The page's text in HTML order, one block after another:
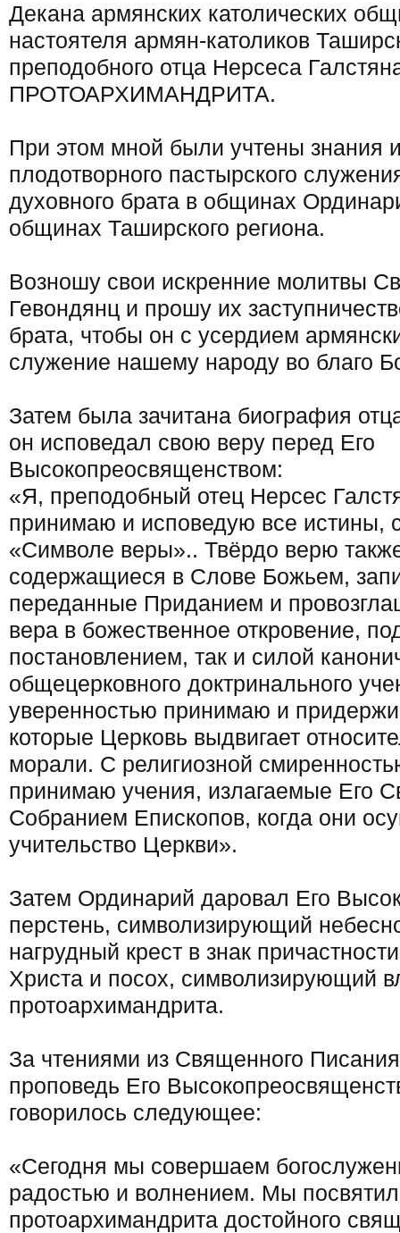
Декана армянских католических
настоятеля армян-католиков
преподобного отца Нерсеса
ПРОТОАРХИМАНДРИТА.
При этом мной были учтены знания
плодотворного пастырского
духовного брата в общинах
общинах Таширского региона.
Возношу свои искренние молитвы
Гевондянц и прошу их
брата, чтобы он с усердием
служение нашему народу во благо
Затем была зачитана биография
он исповедал свою веру перед Его
Высокопреосвященством:
«Я, преподобный отец Нерсес
принимаю и исповедую все истины,
«Символе веры».. Твёрдо верю
содержащиеся в Слове Божьем,
переданные Приданием и
вера в божественное откровение,
постановлением, так и силой
общецерковного доктринального
уверенностью принимаю и
которые Церковь выдвигает
морали. С религиозной
принимаю учения, излагаемые Его
Собранием Епископов, когда они
учительство Церкви».
Затем Ординарий даровал Его
перстень, символизирующий
нагрудный крест в знак
Христа и посох, символизирующий
протоархимандрита.
За чтениями из Священного
проповедь Его
говорилось следующее:
«Сегодня мы совершаем
радостью и волнением. Мы
протоархимандрита достойного